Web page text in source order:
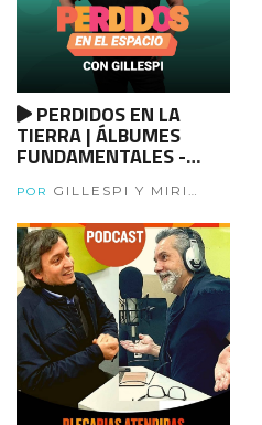
PERDIDOS EN LA
TIERRA | ÁLBUMES
FUNDAMENTALES -
POR
GILLESPI Y MIRI